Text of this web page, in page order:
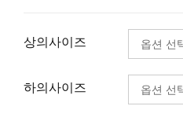
상의사이즈
하의사이즈